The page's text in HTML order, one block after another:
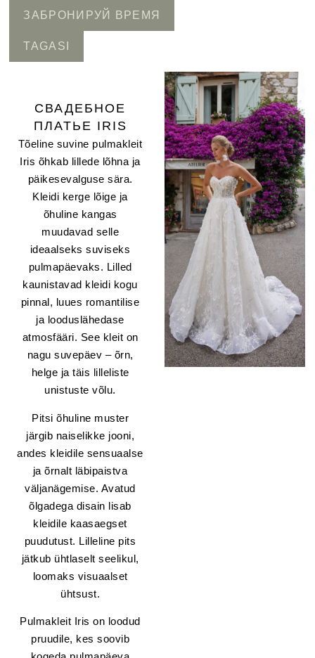
ЗАБРОНИРУЙ ВРЕМЯ
TAGASI
CВАДЕБНОЕ
ПЛАТЬЕ IRIS
Tõeline suvine pulmakleit
Iris õhkab lillede lõhna ja
päikesevalguse sära.
Kleidi kerge lõige ja
õhuline kangas
muudavad selle
ideaalseks suviseks
pulmapäevaks. Lilled
kaunistavad kleidi kogu
pinnal, luues romantilise
ja looduslähedase
atmosfääri. See kleit on
nagu suvepäev – õrn,
helge ja täis lilleliste
unistuste võlu.
Pitsi õhuline muster
järgib naiselikke jooni,
andes kleidile sensuaalse
ja õrnalt läbipaistva
väljanägemise. Avatud
õlgadega disain lisab
kleidile kaasaegset
puudutust. Lilleline pits
jätkub ühtlaselt seelikul,
loomaks visuaalset
ühtsust.
Pulmakleit Iris on loodud
pruudile, kes soovib